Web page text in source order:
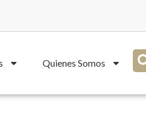
Quienes Somos